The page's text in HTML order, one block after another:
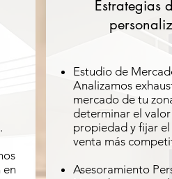
en
Estrategias
Estudio de
Analizamos
mercado de tu
determinar el
propiedad y fijar
venta más
Asesoramiento